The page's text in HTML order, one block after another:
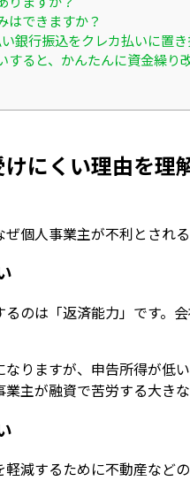
はできますか？
銀行振込をクレカ払いに置
すると、かんたんに資金繰り
にくい理由を理
個人事業主が不利とされ
のは「返済能力」です。
りますが、申告所得が低
主が融資で苦労する大き
減するために不動産など